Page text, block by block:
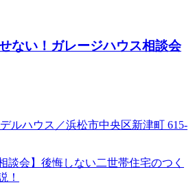
ない！ガレージハウス相談会
ルハウス／浜松市中央区新津町 615-